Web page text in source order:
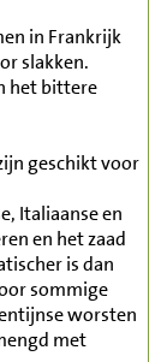
in Frankrijk
slakken.
het bittere
geschikt voor
Italiaanse en
en het zaad
is dan
worsten
met